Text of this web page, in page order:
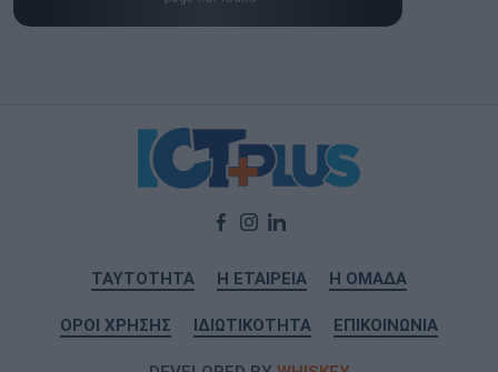
ΤΑΥΤΟΤΗΤΑ Η ΕΤΑΙΡΕΙΑ Η ΟΜΑΔΑ
ΟΡΟΙ ΧΡΗΣΗΣ ΙΔΙΩΤΙΚΟΤΗΤΑ ΕΠΙΚΟΙΝΩΝΙΑ